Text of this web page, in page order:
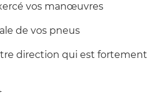
vos manœuvres
de vos pneus
direction qui est fortement